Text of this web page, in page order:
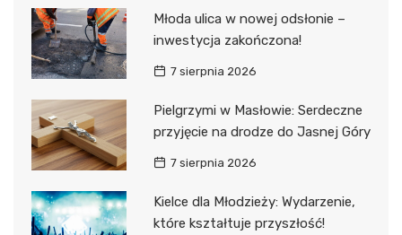
Młoda ulica w nowej odsłonie –
inwestycja zakończona!
7 sierpnia 2026
Pielgrzymi w Masłowie: Serdeczne
przyjęcie na drodze do Jasnej Góry
7 sierpnia 2026
Kielce dla Młodzieży: Wydarzenie,
które kształtuje przyszłość!